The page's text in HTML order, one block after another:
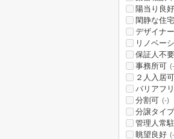
陽当り良好
閑静な住
デザイナ
リノベー
保証人不要
事務所可
２人入居可
バリアフ
分割可 (-)
分譲タイプ
管理人常駐
眺望良好